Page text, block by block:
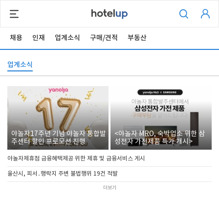
채용 인재 업계소식 구매/견적 부동산
업계소식
야놀자17주년 기념 야놀자 통합발
주센터 할인 프로모션 진행
<야놀자 MRO, 숙박업소 위한 삼
성전자 가전제품 특가 개시>
야놀자제휴점 금융혜택제공 위한 제휴 및 금융서비스 게시
울산시, 피서․행락지 주변 불법행위 19건 적발
더보기